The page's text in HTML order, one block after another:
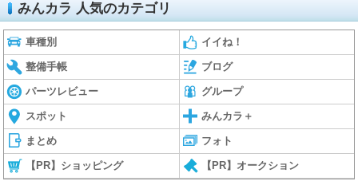
みんカラ 人気のカテゴリ
車種別 イイね！
整備手帳 ブログ
パーツレビュー グループ
スポット みんカラ＋
まとめ フォト
【PR】ショッピング 【PR】オークション